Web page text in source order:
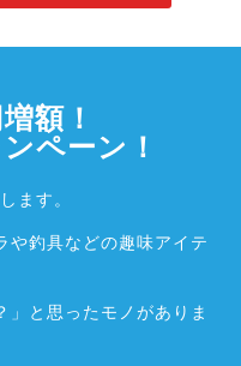
額！
ペーン！
ます。
や釣具などの趣味アイテ
」と思ったモノがありま